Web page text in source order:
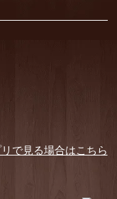
で見る場合はこちら